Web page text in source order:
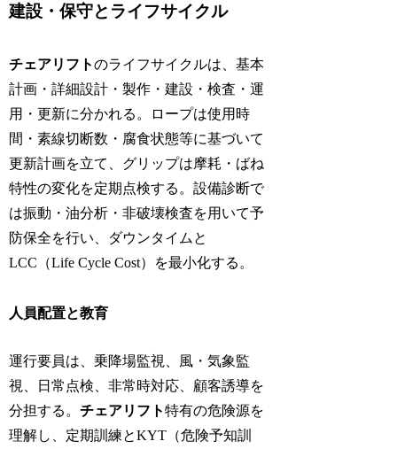
建設・保守とライフサイクル
チェアリフトのライフサイクルは、基本
計画・詳細設計・製作・建設・検査・運
用・更新に分かれる。ロープは使用時
間・素線切断数・腐食状態等に基づいて
更新計画を立て、グリップは摩耗・ばね
特性の変化を定期点検する。設備診断で
は振動・油分析・非破壊検査を用いて予
防保全を行い、ダウンタイムと
LCC（Life Cycle Cost）を最小化する。
人員配置と教育
運行要員は、乗降場監視、風・気象監
視、日常点検、非常時対応、顧客誘導を
分担する。チェアリフト特有の危険源を
理解し、定期訓練とKYT（危険予知訓